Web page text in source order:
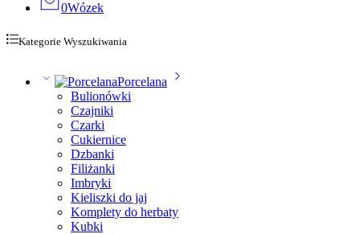
0Wózek
Kategorie Wyszukiwania
Porcelana
Bulionówki
Czajniki
Czarki
Cukiernice
Dzbanki
Filiżanki
Imbryki
Kieliszki do jaj
Komplety do herbaty
Kubki